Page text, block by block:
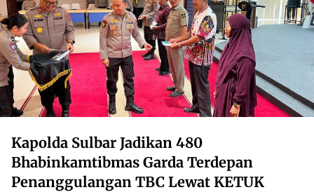
Kapolda Sulbar Jadikan 480
Bhabinkamtibmas Garda Terdepan
Penanggulangan TBC Lewat KETUK